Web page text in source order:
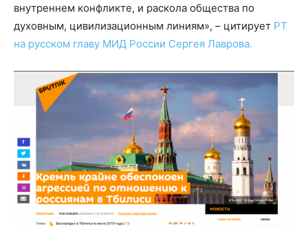
внутреннем конфликте, и раскола общества по
духовным, цивилизационным линиям», – цитирует РТ
на русском главу МИД России Сергея Лаврова.